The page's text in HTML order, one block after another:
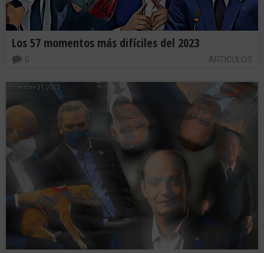
Los 57 momentos más difíciles del 2023
ARTÍCULOS
0
diciembre 31, 2022